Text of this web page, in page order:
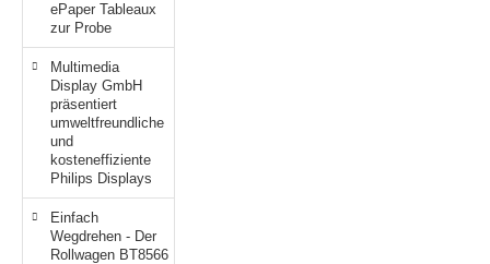
ePaper Tableaux
zur Probe
Multimedia
Display GmbH
präsentiert
umweltfreundliche
und
kosteneffiziente
Philips Displays
Einfach
Wegdrehen - Der
Rollwagen BT8566
display
GmbH